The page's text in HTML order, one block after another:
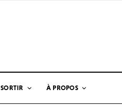
SORTIR À PROPOS